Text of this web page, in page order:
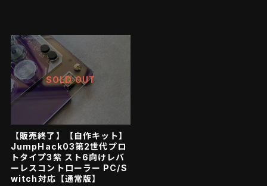
SOLD OUT
【販売終了】【自作キット】
JumpHack03第2世代プロ
トタイプ3紫 スト6向けレバ
ーレスコントローラー PC/S
witch対応【通常版】